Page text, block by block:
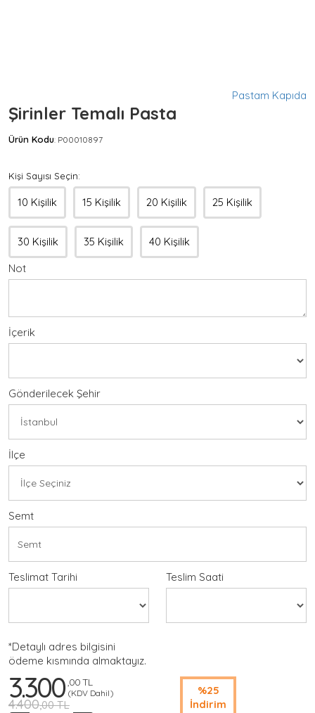
Pastam Kapıda
Şirinler Temalı Pasta
Ürün Kodu: P00010897
Kişi Sayısı Seçin:
10 Kişilik 15 Kişilik 20 Kişilik 25 Kişilik
30 Kişilik 35 Kişilik
40 Kişilik
Not
İçerik
Gönderilecek Şehir
İlçe
Semt
Teslimat Tarihi Teslim Saati
*Detaylı adres bilgisini
ödeme kısmında almaktayız.
%25
İndirim
3.300 ,00 TL
(KDV Dahil)
4.400,00 TL